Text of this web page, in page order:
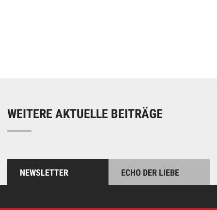
WEITERE AKTUELLE BEITRÄGE
NEWSLETTER ECHO DER LIEBE